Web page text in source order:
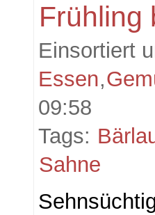
Frühling
Einsortiert
Essen,
09:58
Tags:
Sahne